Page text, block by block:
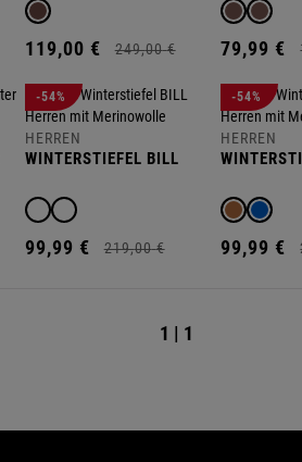
119,00 € 249,00 € 79,99 €
HERREN
WINTERSTIEFEL BILL
99,99 € 219,00 €
-54%
HERREN
99,99 €
-54%
1 | 1